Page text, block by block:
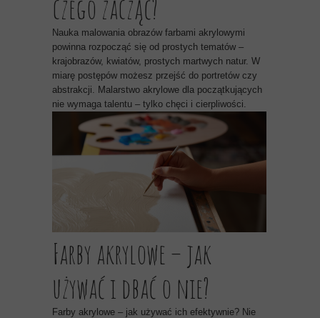
czego zacząć?
Nauka malowania obrazów farbami akrylowymi
powinna rozpocząć się od prostych tematów –
krajobrazów, kwiatów, prostych martwych natur. W
miarę postępów możesz przejść do portretów czy
abstrakcji. Malarstwo akrylowe dla początkujących
nie wymaga talentu – tylko chęci i cierpliwości.
Farby akrylowe – jak
używać i dbać o nie?
Farby akrylowe – jak używać ich efektywnie? Nie